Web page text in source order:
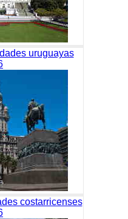
uruguayas
costarricenses